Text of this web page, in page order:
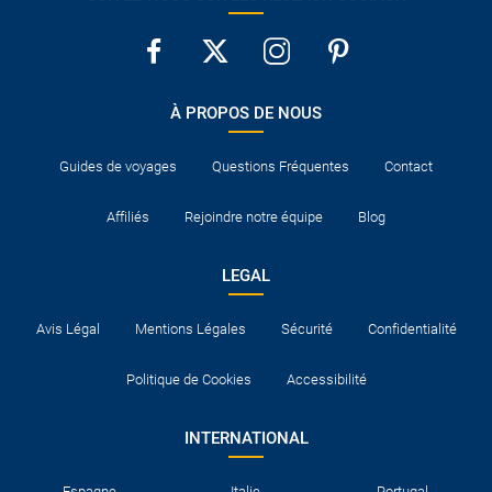
À PROPOS DE NOUS
Guides de voyages Questions Fréquentes Contact
Affiliés Rejoindre notre équipe Blog
LEGAL
Avis Légal Mentions Légales Sécurité Confidentialité
Politique de Cookies Accessibilité
INTERNATIONAL